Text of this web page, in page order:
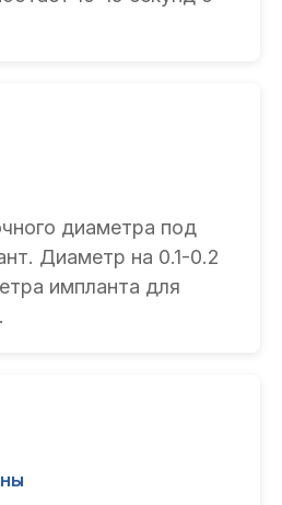
диаметра под
Диаметр на 0.1-0.2
импланта для